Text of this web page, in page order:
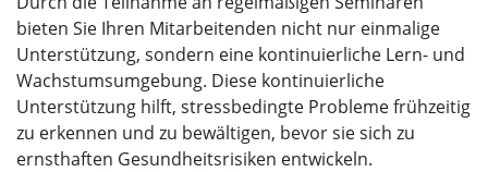
bieten Sie Ihren Mitarbeitenden nicht nur einmalige
Unterstützung, sondern eine kontinuierliche Lern- und
Wachstumsumgebung. Diese kontinuierliche
Unterstützung hilft, stressbedingte Probleme frühzeitig
zu erkennen und zu bewältigen, bevor sie sich zu
ernsthaften Gesundheitsrisiken entwickeln.